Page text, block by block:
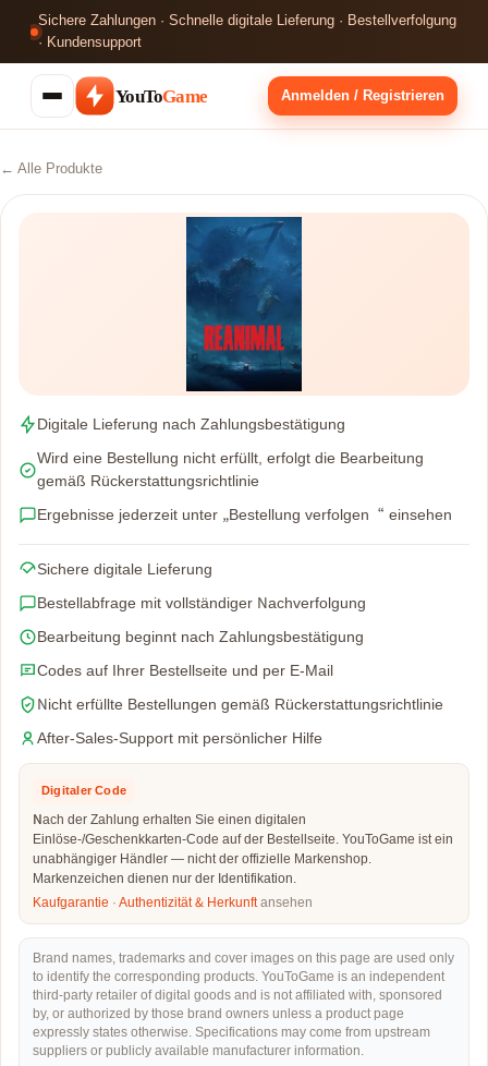
Sichere Zahlungen · Schnelle digitale Lieferung · Bestellverfolgung
· Kundensupport
YouToGame Anmelden / Registrieren
← Alle Produkte
Digitale Lieferung nach Zahlungsbestätigung
Wird eine Bestellung nicht erfüllt, erfolgt die Bearbeitung
gemäß Rückerstattungsrichtlinie
Ergebnisse jederzeit unter „Bestellung verfolgen“ einsehen
Sichere digitale Lieferung
Bestellabfrage mit vollständiger Nachverfolgung
Bearbeitung beginnt nach Zahlungsbestätigung
Codes auf Ihrer Bestellseite und per E-Mail
Nicht erfüllte Bestellungen gemäß Rückerstattungsrichtlinie
After-Sales-Support mit persönlicher Hilfe
Digitaler Code
Nach der Zahlung erhalten Sie einen digitalen
Einlöse-/Geschenkkarten-Code auf der Bestellseite. YouToGame ist ein
unabhängiger Händler — nicht der offizielle Markenshop.
Markenzeichen dienen nur der Identifikation.
Kaufgarantie · Authentizität & Herkunftansehen
Brand names, trademarks and cover images on this page are used only
to identify the corresponding products. YouToGame is an independent
third-party retailer of digital goods and is not affiliated with, sponsored
by, or authorized by those brand owners unless a product page
expressly states otherwise. Specifications may come from upstream
suppliers or publicly available manufacturer information.